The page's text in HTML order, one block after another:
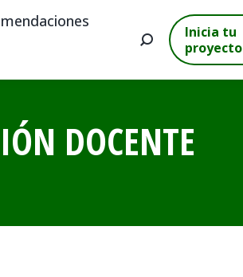
Buscar:
Inicia tu
proyecto
DOCENTE